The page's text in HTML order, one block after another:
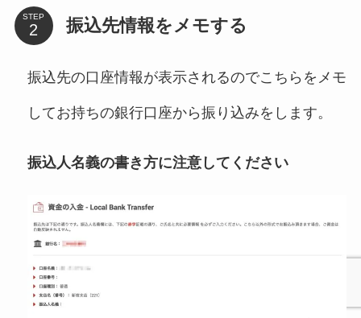
STEP 振込先情報をメモする
振込先の口座情報が表示されるのでこちらをメモ
してお持ちの銀行口座から振り込みをします。
振込人名義の書き方に注意してください